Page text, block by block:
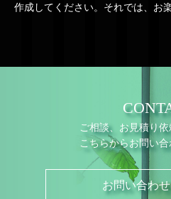
作成してください。それでは、お
ご相談、お見積り
こちらからお問い
お問い合わ